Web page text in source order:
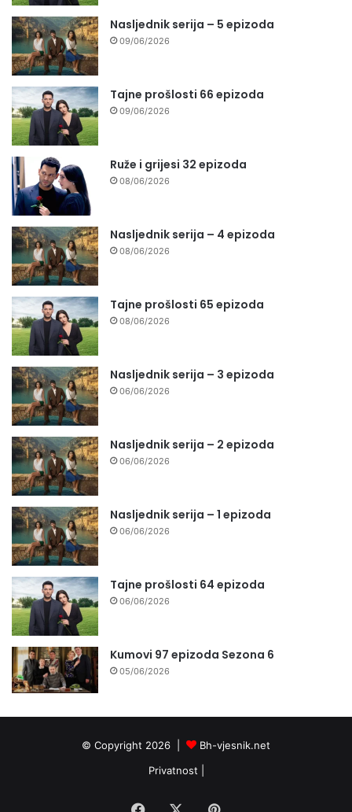
Nasljednik serija – 5 epizoda
09/06/2026
Tajne prošlosti 66 epizoda
09/06/2026
Ruže i grijesi 32 epizoda
08/06/2026
Nasljednik serija – 4 epizoda
08/06/2026
Tajne prošlosti 65 epizoda
08/06/2026
Nasljednik serija – 3 epizoda
06/06/2026
Nasljednik serija – 2 epizoda
06/06/2026
Nasljednik serija – 1 epizoda
06/06/2026
Tajne prošlosti 64 epizoda
06/06/2026
Kumovi 97 epizoda Sezona 6
05/06/2026
© Copyright 2026 |
Bh-vjesnik.net
Privatnost
Facebook Pinterest